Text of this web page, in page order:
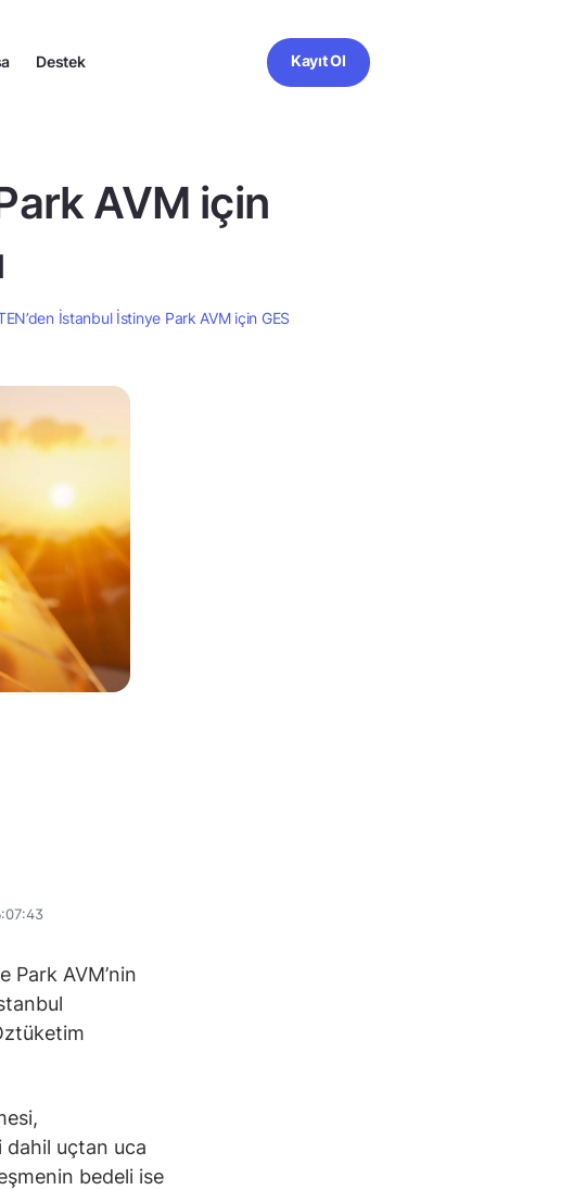
Destek Kayıt Ol
AVM için
İstanbul İstinye Park AVM için GES
Park AVM’nin
dahil uçtan uca
bedeli ise